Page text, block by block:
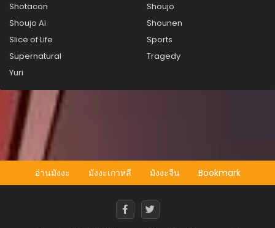
ตอนที่ 47
สิงหาคม 5, 2025
สิงหาคม 5, 2025
สิงหาคม 5, 2025
ตอนที่ 44
สิงหาคม 5, 2025
ตอนที่ 43
สิงหาคม 5, 2025
Shotacon
Shoujo
Shoujo Ai
Shounen
Slice of Life
Sports
Supernatural
Tragedy
Yuri
อ่านมังงะ มังงะเกาหลี มังงะจีน Bookmark